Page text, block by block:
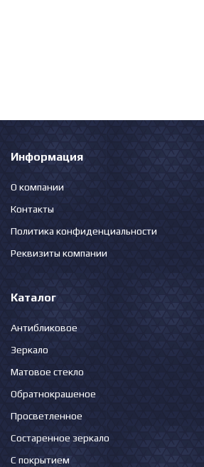
Информация
О компании
Контакты
Политика конфиденциальности
Реквизиты компании
Каталог
Антибликовое
Зеркало
Матовое стекло
Обратнокрашеное
Просветленное
Состаренное зеркало
С покрытием